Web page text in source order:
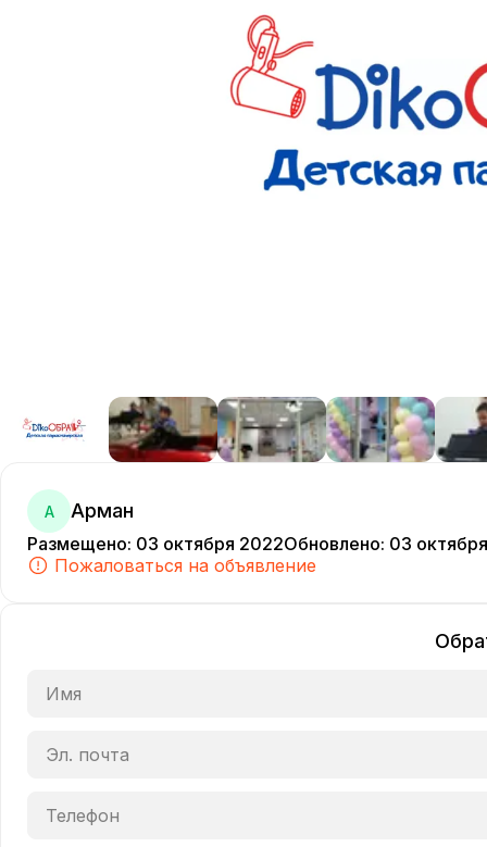
А Арман
Размещено: 03 октября 2022Обновлено: 03
Пожаловаться на объявление